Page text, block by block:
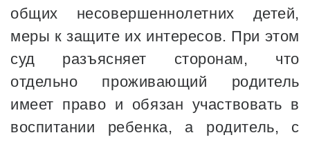
общих несовершеннолетних детей,
меры к защите их интересов. При этом
суд разъясняет сторонам, что
отдельно проживающий родитель
имеет право и обязан участвовать в
воспитании ребенка, а родитель, с